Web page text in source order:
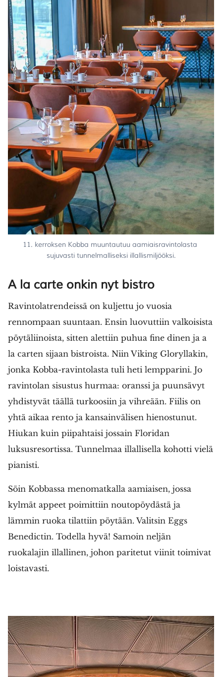
11. kerroksen Kobba muuntautuu aamiaisravintolasta
sujuvasti tunnelmalliseksi illallismiljööksi.
A la carte onkin nyt bistro
Ravintolatrendeissä on kuljettu jo vuosia
rennompaan suuntaan. Ensin luovuttiin valkoisista
pöytäliinoista, sitten alettiin puhua fine dinen ja a
la carten sijaan bistroista. Niin Viking Gloryllakin,
jonka Kobba-ravintolasta tuli heti lempparini. Jo
ravintolan sisustus hurmaa: oranssi ja puunsävyt
yhdistyvät täällä turkoosiin ja vihreään. Fiilis on
yhtä aikaa rento ja kansainvälisen hienostunut.
Hiukan kuin piipahtaisi jossain Floridan
luksusresortissa. Tunnelmaa illallisella kohotti vielä
pianisti.
Söin Kobbassa menomatkalla aamiaisen, jossa
kylmät appeet poimittiin noutopöydästä ja
lämmin ruoka tilattiin pöytään. Valitsin Eggs
Benedictin. Todella hyvä! Samoin neljän
ruokalajin illallinen, johon paritetut viinit toimivat
loistavasti.